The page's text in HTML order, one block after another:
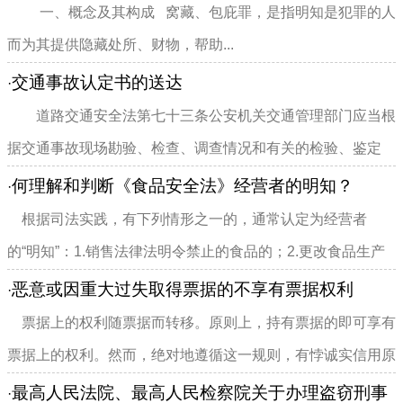
一、概念及其构成 窝藏、包庇罪，是指明知是犯罪的人
而为其提供隐藏处所、财物，帮助...
·交通事故认定书的送达
道路交通安全法第七十三条公安机关交通管理部门应当根
据交通事故现场勘验、检查、调查情况和有关的检验、鉴定
结...
·何理解和判断《食品安全法》经营者的明知？
根据司法实践，有下列情形之一的，通常认定为经营者
的“明知”：1.销售法律法明令禁止的食品的；2.更改食品生产
日期的...
·恶意或因重大过失取得票据的不享有票据权利
票据上的权利随票据而转移。原则上，持有票据的即可享有
票据上的权利。然而，绝对地遵循这一规则，有悖诚实信用原
则，交易安全也因此受到...
·最高人民法院、最高人民检察院关于办理盗窃刑事